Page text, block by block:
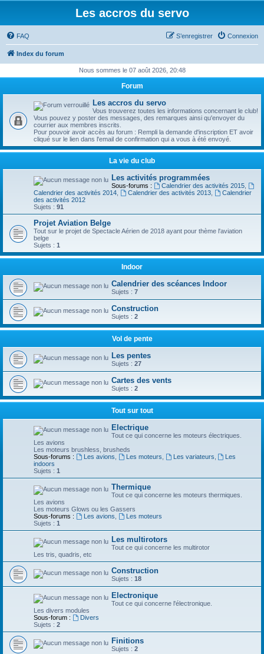
Les accros du servo
FAQ Connexion
S’enregistrer
Index du forum
Nous sommes le 07 août 2026, 20:48
Forum
Les accros du servo
Vous trouverez toutes les informations concernant le club!
Vous pouvez y poster des messages, des remarques ainsi qu'envoyer du
courrier aux membres inscrits.
Pour pouvoir avoir accès au forum : Rempli la demande d'inscription ET avoir
cliqué sur le lien dans l'email de confirmation qui a vous à été envoyé.
La vie du club
Les activités programmées
Sous-forums : Calendrier des activités 2015,
Calendrier des activités 2014
Calendrier des activités 2013,
Calendrier
des activités 2012
Sujets : 91
Projet Aviation Belge
Tout sur le projet de Spectacle Aérien de 2018 ayant pour thème l'aviation
belge
Sujets : 1
Indoor
Calendrier des scéances Indoor
Sujets : 7
Construction
Sujets : 2
Vol de pente
Les pentes
Sujets : 27
Cartes des vents
Sujets : 2
Tout sur tout
Electrique
Tout ce qui concerne les moteurs électriques.
Les avions
Les moteurs brushless, brusheds
Sous-forums :
Les avions Les moteurs Les variateurs
Les
indoors
Sujets : 1
Thermique
Tout ce qui concerne les moteurs thermiques.
Les avions
Les moteurs Glows ou les Gassers
Sous-forums :
Les avions
Les moteurs
Sujets : 1
Les multirotors
Tout ce qui concerne les multirotor
Les tris, quadris, etc
Construction
Sujets : 18
Electronique
Tout ce qui concerne l'électronique.
Les divers modules
Sous-forum :
Divers
Sujets : 2
Finitions
Sujets : 2